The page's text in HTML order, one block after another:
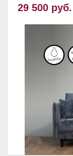
29 500 руб.